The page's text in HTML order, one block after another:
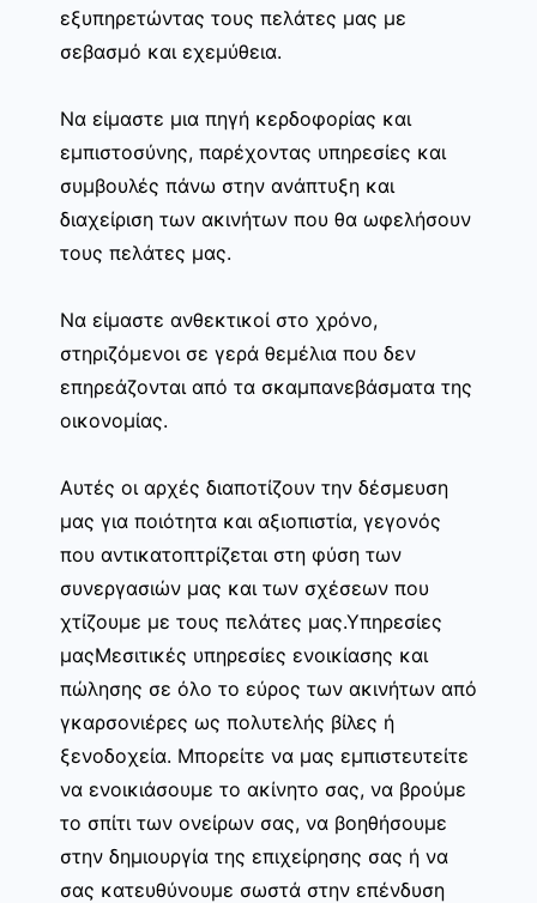
εξυπηρετώντας τους πελάτες μας με
σεβασμό και εχεμύθεια.
Να είμαστε μια πηγή κερδοφορίας και
εμπιστοσύνης, παρέχοντας υπηρεσίες και
συμβουλές πάνω στην ανάπτυξη και
διαχείριση των ακινήτων που θα ωφελήσουν
τους πελάτες μας.
Να είμαστε ανθεκτικοί στο χρόνο,
στηριζόμενοι σε γερά θεμέλια που δεν
επηρεάζονται από τα σκαμπανεβάσματα της
οικονομίας.
Αυτές οι αρχές διαποτίζουν την δέσμευση
μας για ποιότητα και αξιοπιστία, γεγονός
που αντικατοπτρίζεται στη φύση των
συνεργασιών μας και των σχέσεων που
χτίζουμε με τους πελάτες μας.Υπηρεσίες
μαςΜεσιτικές υπηρεσίες ενοικίασης και
πώλησης σε όλο το εύρος των ακινήτων από
γκαρσονιέρες ως πολυτελής βίλες ή
ξενοδοχεία. Μπορείτε να μας εμπιστευτείτε
να ενοικιάσουμε το ακίνητο σας, να βρούμε
το σπίτι των ονείρων σας, να βοηθήσουμε
στην δημιουργία της επιχείρησης σας ή να
σας κατευθύνουμε σωστά στην επένδυση